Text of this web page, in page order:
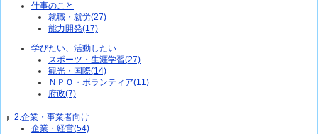
仕事のこと
就職・就労(27)
能力開発(17)
学びたい、活動したい
スポーツ・生涯学習(27)
観光・国際(14)
ＮＰＯ・ボランティア(11)
府政(7)
2.企業・事業者向け
企業・経営(54)